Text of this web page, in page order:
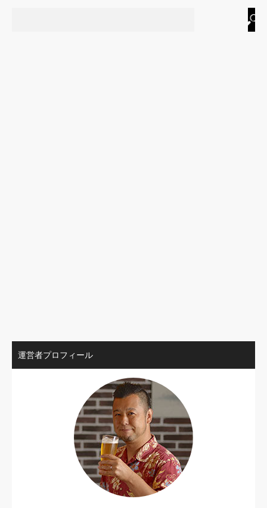
運営者プロフィール